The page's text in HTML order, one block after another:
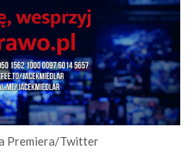
Premiera/Twitter